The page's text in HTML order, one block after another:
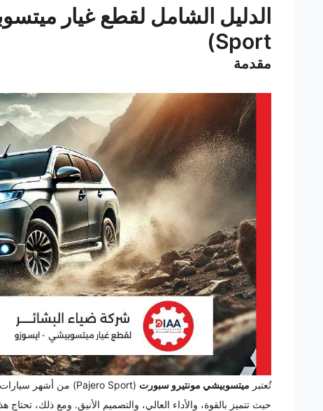
Sport)
مقدمة
تُعتبر ميتسوبيشي مونتيرو سبورت (Pajero Sport) من أشهر سيارات الدفع الرباعي في الأسواق العالمية، وخاصة في
حيث تتميز بالقوة، والأداء العالي، والتصميم الأنيق. ومع ذلك،